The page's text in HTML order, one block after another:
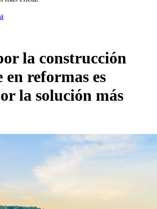
la construcción
en reformas es
la solución más